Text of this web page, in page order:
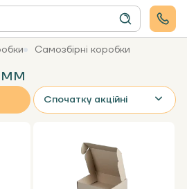
Самозбірні коробки
Спочатку акційні